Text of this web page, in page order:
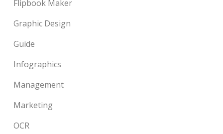
Flipbook Maker
Graphic Design
Guide
Infographics
Management
Marketing
OCR